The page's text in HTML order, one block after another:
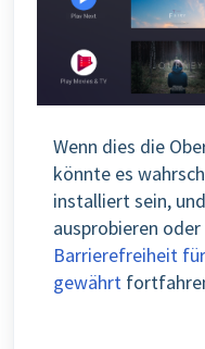
Wenn dies die
könnte es
installiert sein,
ausprobieren oder
Barrierefreiheit
gewährt